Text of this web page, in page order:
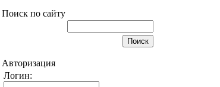
Поиск по сайту
Авторизация
Логин: